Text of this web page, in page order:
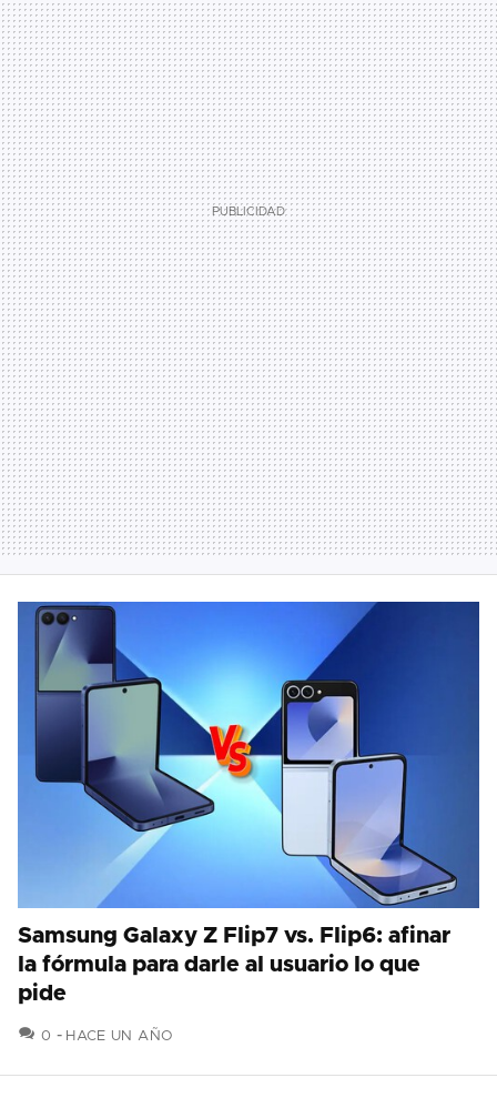
Samsung Galaxy Z Flip7 vs. Flip6: afinar
la fórmula para darle al usuario lo que
pide
0 COMENTARIOS
HACE UN AÑO